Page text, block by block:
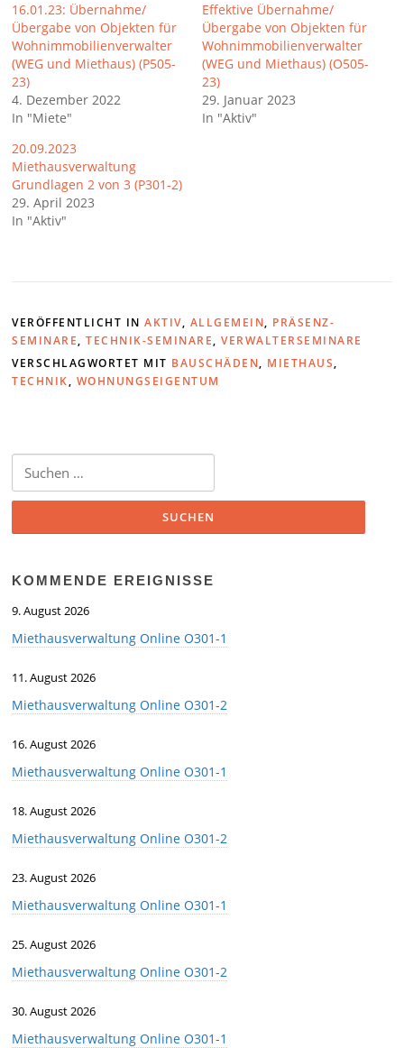
16.01.23: Übernahme/
Übergabe von Objekten für
Wohnimmobilienverwalter
(WEG und Miethaus) (P505-
23)
4. Dezember 2022
In "Miete"
Effektive Übernahme/
Übergabe von Objekten für
Wohnimmobilienverwalter
(WEG und Miethaus) (O505-
23)
29. Januar 2023
In "Aktiv"
20.09.2023
Miethausverwaltung
Grundlagen 2 von 3 (P301-2)
29. April 2023
In "Aktiv"
VERÖFFENTLICHT INAKTIV, ALLGEMEIN, PRÄSENZ-
SEMINARE,TECHNIK-SEMINARE,VERWALTERSEMINARE
VERSCHLAGWORTET MIT BAUSCHÄDEN, MIETHAUS,
TECHNIK, WOHNUNGSEIGENTUM
nach:
KOMMENDE EREIGNISSE
9. August 2026
Miethausverwaltung Online O301-1
11. August 2026
Miethausverwaltung Online O301-2
16. August 2026
Miethausverwaltung Online O301-1
18. August 2026
Miethausverwaltung Online O301-2
23. August 2026
Miethausverwaltung Online O301-1
25. August 2026
Miethausverwaltung Online O301-2
30. August 2026
Miethausverwaltung Online O301-1